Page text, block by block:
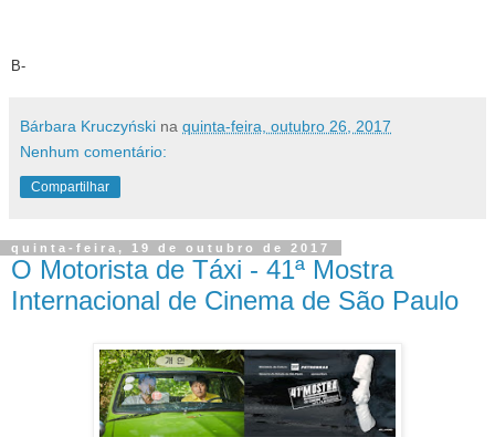
B-
Bárbara Kruczyński na quinta-feira, outubro 26, 2017
Nenhum comentário:
Compartilhar
quinta-feira, 19 de outubro de 2017
O Motorista de Táxi - 41ª Mostra
Internacional de Cinema de São Paulo